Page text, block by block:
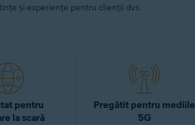
și experiențe pentru clienții dvs.
pentru
la scară
Pregătit pentru mediile
5G